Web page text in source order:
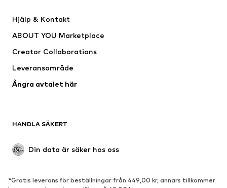
Underkläder
Kostymer & kavajer
Badkläder
Tillfällen
Upcycling
Nytt
Boots & stövlar
Lågskor
Hjälp & Kontakt
ABOUT YOU Marketplace
Creator Collaborations
Leveransområde
Ångra avtalet här
HANDLA SÄKERT
Din data är säker hos oss
*Gratis leverans för beställningar från 449,00 kr, annars tillkommer